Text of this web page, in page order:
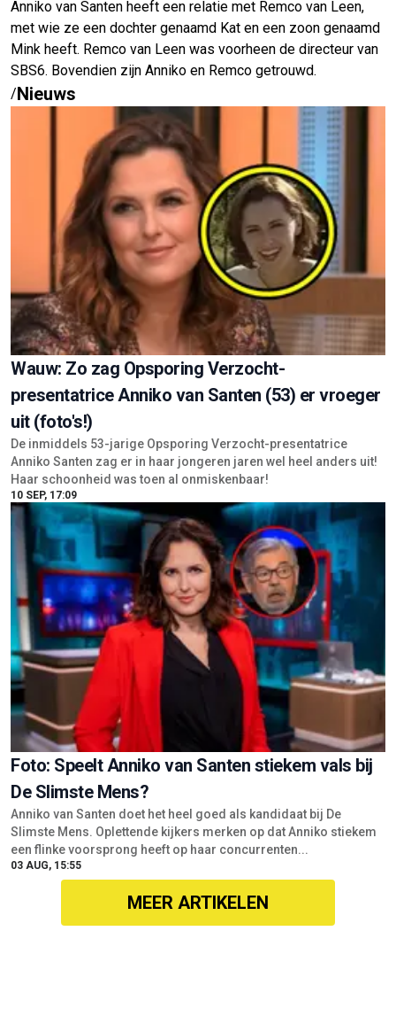
Anniko van Santen heeft een relatie met Remco van Leen,
met wie ze een dochter genaamd Kat en een zoon genaamd
Mink heeft. Remco van Leen was voorheen de directeur van
SBS6. Bovendien zijn Anniko en Remco getrouwd.
/Nieuws
Wauw: Zo zag Opsporing Verzocht-
presentatrice Anniko van Santen (53) er vroeger
uit (foto's!)
De inmiddels 53-jarige Opsporing Verzocht-presentatrice
Anniko Santen zag er in haar jongeren jaren wel heel anders uit!
Haar schoonheid was toen al onmiskenbaar!
10 SEP, 17:09
Foto: Speelt Anniko van Santen stiekem vals bij
De Slimste Mens?
Anniko van Santen doet het heel goed als kandidaat bij De
Slimste Mens. Oplettende kijkers merken op dat Anniko stiekem
een flinke voorsprong heeft op haar concurrenten...
03 AUG, 15:55
MEER ARTIKELEN